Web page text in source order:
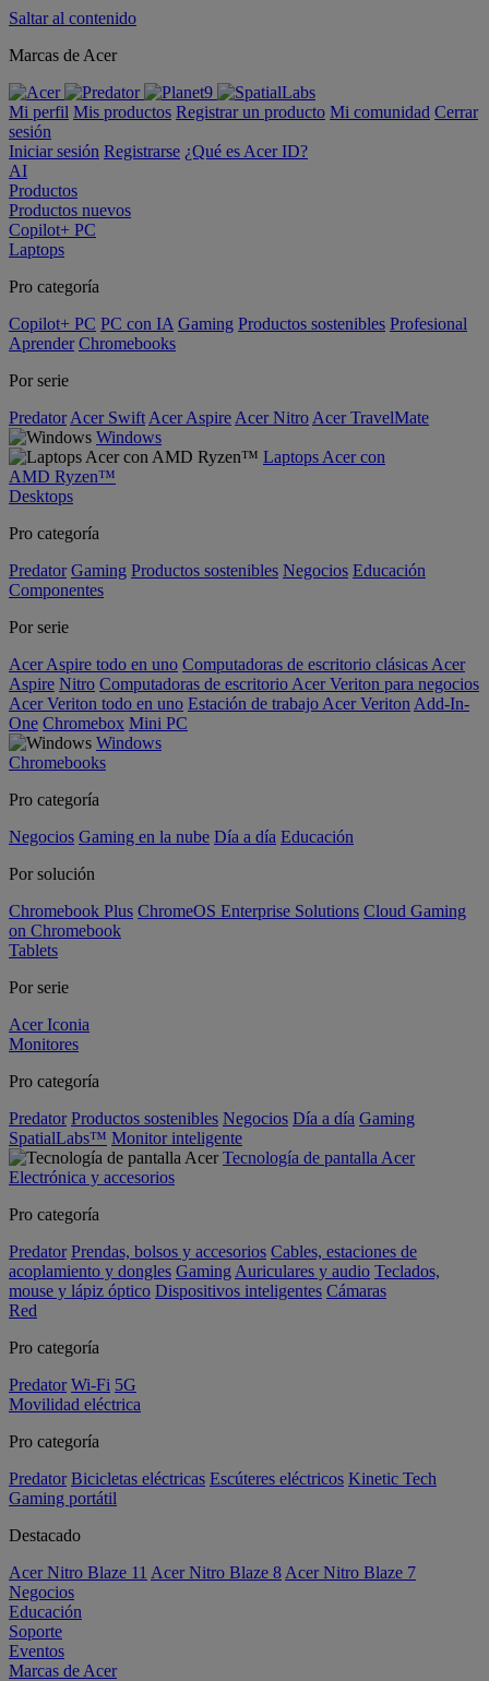
Saltar al contenido
Marcas de Acer
Mi perfil Mis productos Registrar un producto Mi comunidad Cerrar
sesión
Iniciar sesión Registrarse ¿Qué es Acer ID?
AI
Productos
Productos nuevos
Copilot+ PC
Laptops
Pro categoría
Copilot+ PC PC con IA Gaming Productos sostenibles Profesional
Aprender Chromebooks
Por serie
Predator Acer Swift Acer Aspire Acer Nitro Acer TravelMate
Windows
Laptops Acer con
AMD Ryzen™
Desktops
Pro categoría
Predator Gaming Productos sostenibles Negocios Educación
Componentes
Por serie
Acer Aspire todo en uno Computadoras de escritorio clásicas Acer
Aspire Nitro Computadoras de escritorio Acer Veriton para negocios
Acer Veriton todo en uno Estación de trabajo Acer Veriton Add-In-
One Chromebox Mini PC
Windows
Chromebooks
Pro categoría
Negocios Gaming en la nube Día a día Educación
Por solución
Chromebook Plus ChromeOS Enterprise Solutions Cloud Gaming
on Chromebook
Tablets
Por serie
Acer Iconia
Monitores
Pro categoría
Predator Productos sostenibles Negocios Día a día Gaming
SpatialLabs™ Monitor inteligente
Tecnología de pantalla Acer
Electrónica y accesorios
Pro categoría
Predator Prendas, bolsos y accesorios Cables, estaciones de
acoplamiento y dongles Gaming Auriculares y audio Teclados,
mouse y lápiz óptico Dispositivos inteligentes Cámaras
Red
Pro categoría
Predator Wi-Fi 5G
Movilidad eléctrica
Pro categoría
Predator Bicicletas eléctricas Escúteres eléctricos Kinetic Tech
Gaming portátil
Destacado
Acer Nitro Blaze 11 Acer Nitro Blaze 8 Acer Nitro Blaze 7
Negocios
Educación
Soporte
Eventos
Marcas de Acer